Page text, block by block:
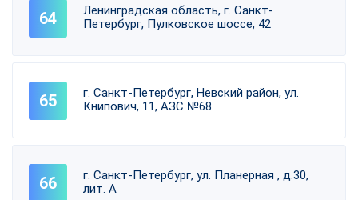
Ленинградская область, г. Санкт-
Петербург, Пулковское шоссе, 42
г. Санкт-Петербург, Невский район, ул.
Книпович, 11, АЗС №68
г. Санкт-Петербург, ул. Планерная , д.30,
лит. А